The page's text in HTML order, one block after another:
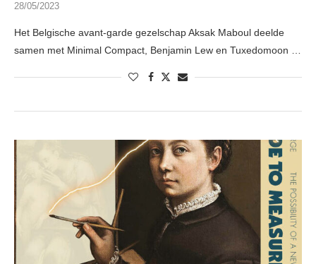
28/05/2023
Het Belgische avant-garde gezelschap Aksak Maboul deelde
samen met Minimal Compact, Benjamin Lew en Tuxedomoon …